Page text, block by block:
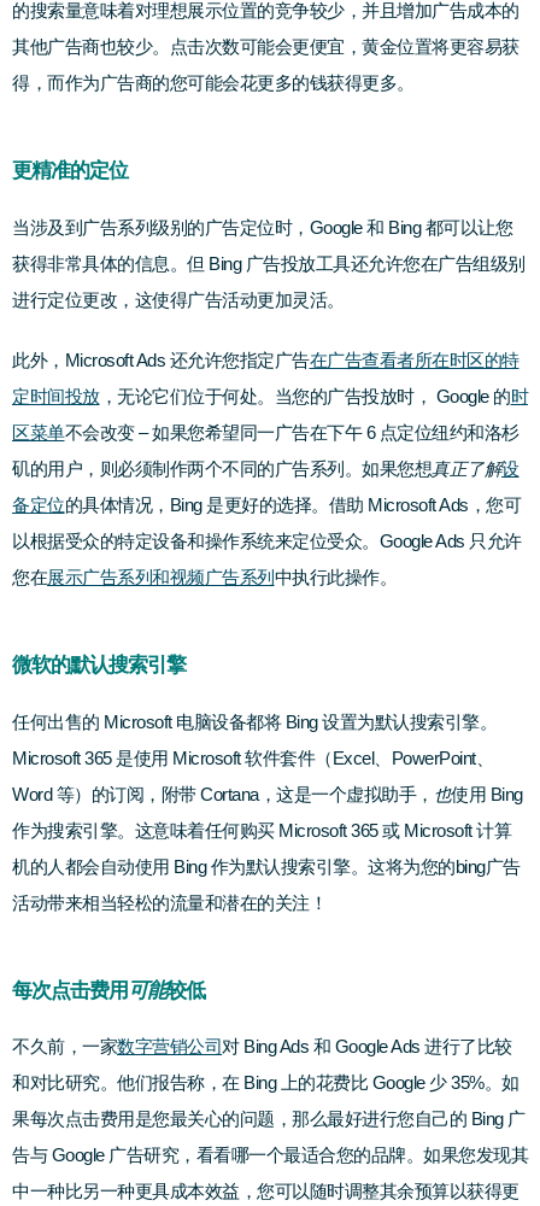
的搜索量意味着对理想展示位置的竞争较少，并且增加广告成本的
其他广告商也较少。
点击次数可能会更便宜，黄金位置将更容易获
得，而作为广告商的您可能会花更多的钱获得更多。
更精准的定位
当涉及到广告系列级别的广告定位时，Google 和 Bing 都可以让您
获得非常具体的信息。但 Bing 广告投放工具还允许您在广告组级别
进行定位更改，这使得广告活动更加灵活。
此外，Microsoft Ads 还允许您指定广告在广告查看者所在时区的特
定时间投放，无论它们位于何处。当您的广告投放时， Google 的时
区菜单不会改变 – 如果您希望同一广告在下午 6 点定位纽约和洛杉
矶的用户，则必须制作两个不同的广告系列。 如果您想真正了解设
备定位的具体情况，Bing 是更好的选择。借助 Microsoft Ads，您可
以根据受众的特定设备和操作系统来定位受众。Google Ads 只允许
您在展示广告系列和视频广告系列 中执行此操作。
微软的默认搜索引擎
任何出售的 Microsoft 电脑设备都将 Bing 设置为默认搜索引擎。
Microsoft 365 是使用 Microsoft 软件套件（Excel、PowerPoint、
Word 等）的订阅，附带 Cortana，这是一个虚拟助手， 也使用 Bing
作为搜索引擎。 这意味着任何购买 Microsoft 365 或 Microsoft 计算
机的人都会自动使用 Bing 作为默认搜索引擎。这将为您的bing广告
活动带来相当轻松的流量和潜在的关注！
每次点击费用 可能较低
不久前，一家数字营销公司对 Bing Ads 和 Google Ads 进行了比较
和对比研究。他们报告称，在 Bing 上的花费比 Google 少 35%。 如
果每次点击费用是您最关心的问题，那么最好进行您自己的 Bing 广
告与 Google 广告研究，看看哪一个最适合您的品牌。如果您发现其
中一种比另一种更具成本效益，您可以随时调整其余预算以获得更